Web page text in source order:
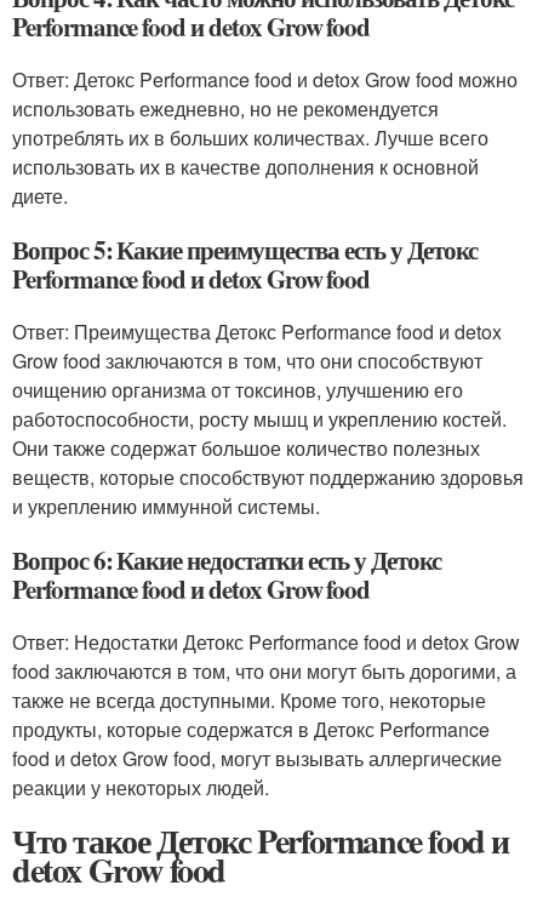
Performance food и detox Grow food
Ответ: Детокс Performance food и detox Grow food можно
использовать ежедневно, но не рекомендуется
употреблять их в больших количествах. Лучше всего
использовать их в качестве дополнения к основной
диете.
Вопрос 5: Какие преимущества есть у Детокс
Performance food и detox Grow food
Ответ: Преимущества Детокс Performance food и detox
Grow food заключаются в том, что они способствуют
очищению организма от токсинов, улучшению его
работоспособности, росту мышц и укреплению костей.
Они также содержат большое количество полезных
веществ, которые способствуют поддержанию здоровья
и укреплению иммунной системы.
Вопрос 6: Какие недостатки есть у Детокс
Performance food и detox Grow food
Ответ: Недостатки Детокс Performance food и detox Grow
food заключаются в том, что они могут быть дорогими, а
также не всегда доступными. Кроме того, некоторые
продукты, которые содержатся в Детокс Performance
food и detox Grow food, могут вызывать аллергические
реакции у некоторых людей.
Что такое Детокс Performance food и
detox Grow food